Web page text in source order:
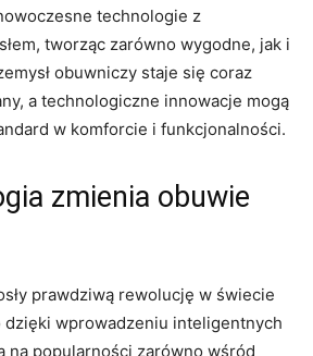
technologie z
tworząc zarówno wygodne, jak i
obuwniczy staje się coraz
a technologiczne innowacje mogą
w komforcie i funkcjonalności.
zmienia obuwie
prawdziwą rewolucję w świecie
wprowadzeniu inteligentnych
na popularności zarówno wśród